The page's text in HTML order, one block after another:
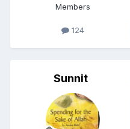
Members
124
Sunnit